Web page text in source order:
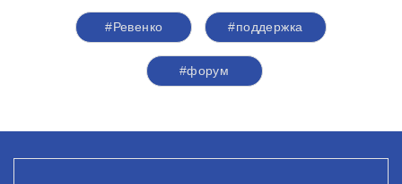
#Ревенко #поддержка
#форум